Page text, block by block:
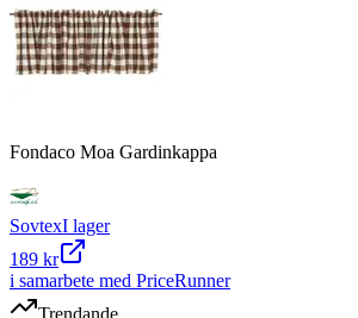
Fondaco Moa Gardinkappa
SovtexI lager
189 kr
i samarbete med PriceRunner
Trendande